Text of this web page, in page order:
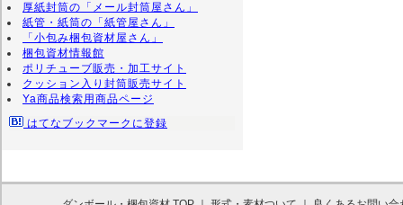
厚紙封筒の「メール封筒屋さん」
紙管・紙筒の「紙管屋さん」
「小包み梱包資材屋さん」
梱包資材情報館
ポリチューブ販売・加工サイト
クッション入り封筒販売サイト
Ya商品検索用商品ページ
はてなブックマークに登録